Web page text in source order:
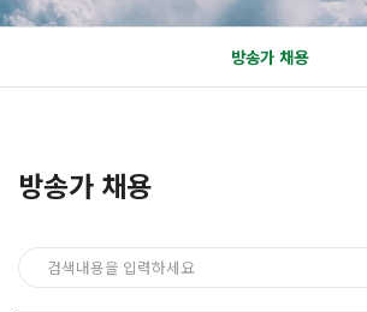
방송가 채용
방송가 채용